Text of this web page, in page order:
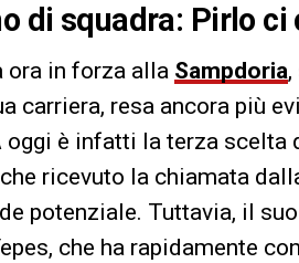
di squadra: Pirlo ci
ora in forza alla Sampdoria
carriera, resa ancora più
oggi è infatti la terza scelta
ricevuto la chiamata
potenziale. Tuttavia, il
che ha rapidamente